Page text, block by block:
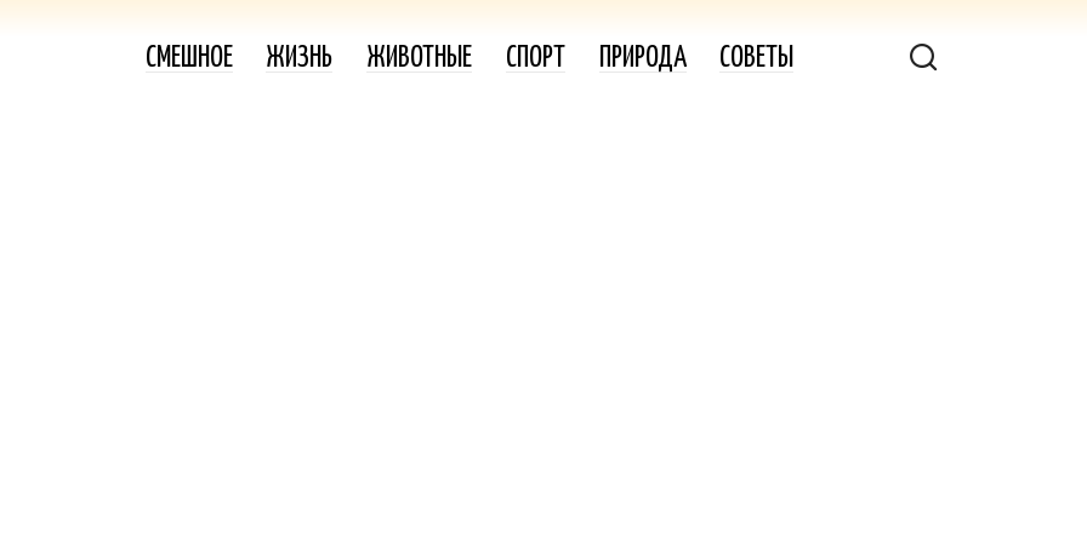
СМЕШНОЕ ЖИЗНЬ ЖИВОТНЫЕ СПОРТ ПРИРОДА СОВЕТЫ